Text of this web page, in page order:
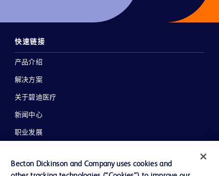
快速链接
产品介绍
解决方案
关于碧迪医疗
新闻中心
职业发展
主动召回
Becton Dickinson and Company uses cookies and